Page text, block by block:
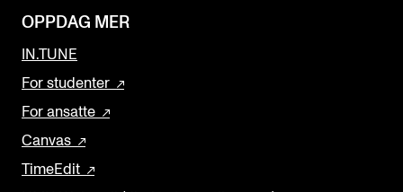
OPPDAG MER
IN.TUNE
For studenter
For ansatte
Canvas
TimeEdit